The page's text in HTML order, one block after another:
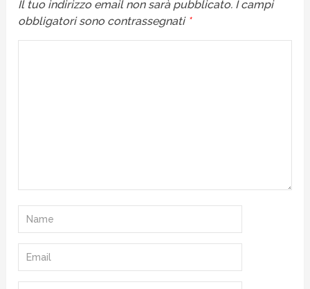
Il tuo indirizzo email non sarà pubblicato. I campi
obbligatori sono contrassegnati *